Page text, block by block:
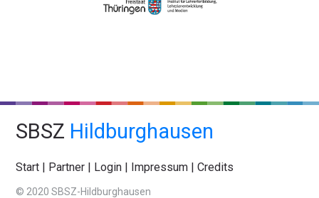
SBSZ Hildburghausen
Start | Partner | Login | Impressum |Credits
© 2020 SBSZ-Hildburghausen